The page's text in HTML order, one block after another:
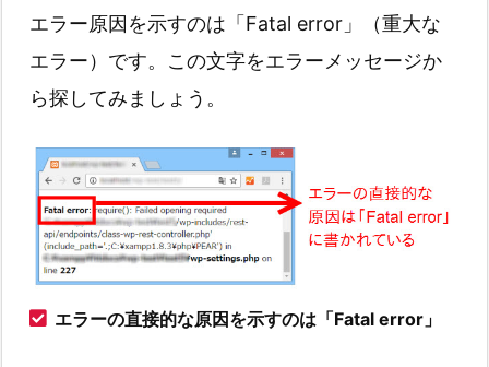
エラー原因を示すのは「Fatal error」（重大な
エラー）です。この文字をエラーメッセージか
ら探してみましょう。
エラーの直接的な原因を示すのは「Fatal error」